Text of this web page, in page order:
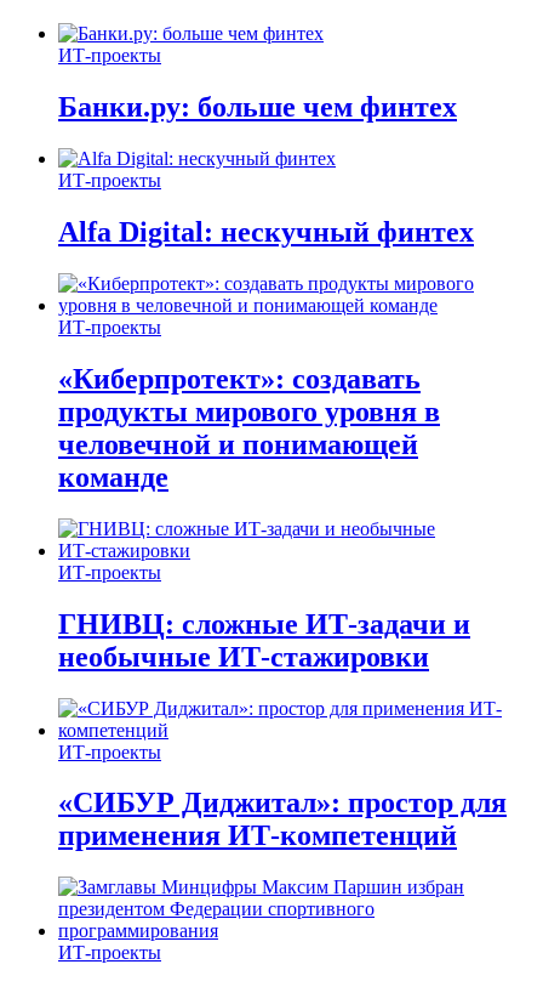
ИТ-проекты
Банки.ру: больше чем финтех
ИТ-проекты
Alfa Digital: нескучный финтех
ИТ-проекты
«Киберпротект»: создавать
продукты мирового уровня в
человечной и понимающей
команде
ИТ-проекты
ГНИВЦ: сложные ИТ‑задачи и
необычные ИТ‑стажировки
ИТ-проекты
«СИБУР Диджитал»: простор для
применения ИТ-компетенций
ИТ-проекты